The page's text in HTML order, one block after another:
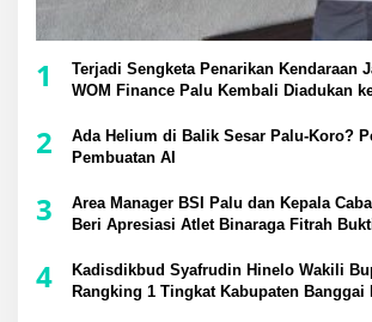
1
Terjadi Sengketa Penarikan Kendaraan
WOM Finance Palu Kembali Diadukan
2
Ada Helium di Balik Sesar Palu-Koro?
Pembuatan AI
3
Area Manager BSI Palu dan Kepala
Beri Apresiasi Atlet Binaraga Fitrah
4
Kadisdikbud Syafrudin Hinelo Wakili
Rangking 1 Tingkat Kabupaten Banggai